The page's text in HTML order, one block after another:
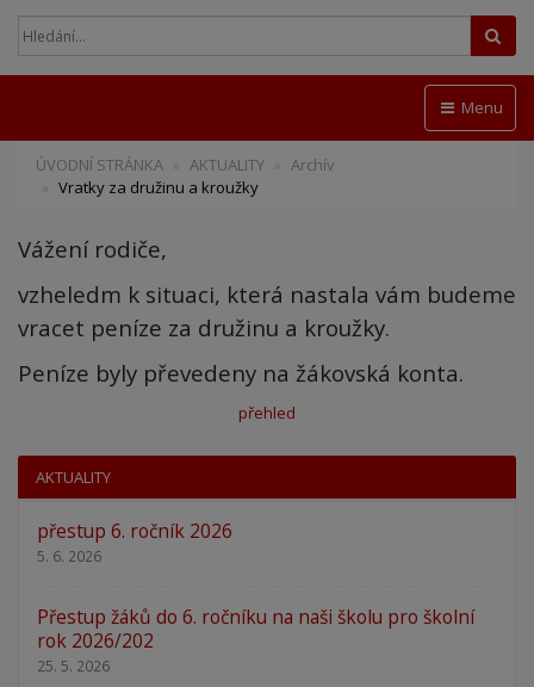
Menu
ÚVODNÍ STRÁNKA AKTUALITY
Archív
Vratky za družinu a kroužky
Vážení rodiče,
vzheledm k situaci, která nastala vám budeme
vracet peníze za družinu a kroužky.
Peníze byly převedeny na žákovská konta.
přehled
AKTUALITY
přestup 6. ročník 2026
5. 6. 2026
Přestup žáků do 6. ročníku na naši školu pro školní
rok 2026/202
25. 5. 2026